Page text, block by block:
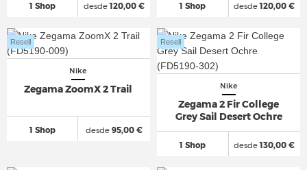
1 Shop desde120,00 € 1 Shop desde120,00 €
Nike
Zegama ZoomX 2 Trail
1 Shop
Resell
desde95,00 €
Nike
Zegama 2 Fir College
Grey Sail Desert Ochre
1 Shop
Resell
desde130,00 €